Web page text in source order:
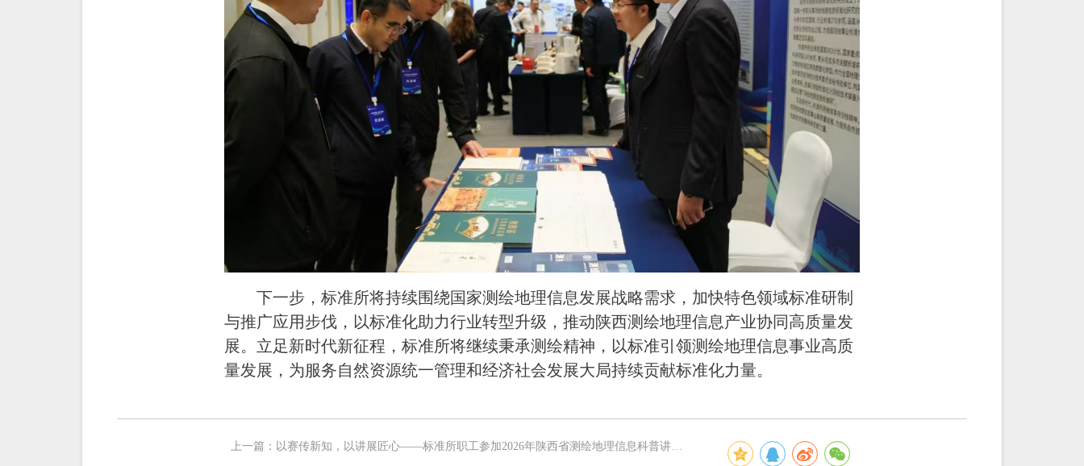
下一步，标准所将持续围绕国家测绘地理信息发展战略需求，加快特色领域标准研制
与推广应用步伐，以标准化助力行业转型升级，推动陕西测绘地理信息产业协同高质量发
展。立足新时代新征程，标准所将继续秉承测绘精神，以标准引领测绘地理信息事业高质
量发展，为服务自然资源统一管理和经济社会发展大局持续贡献标准化力量。
上一篇： 以赛传新知，以讲展匠心——标准所职工参加2026年陕西省测绘地理信息科普讲解大赛